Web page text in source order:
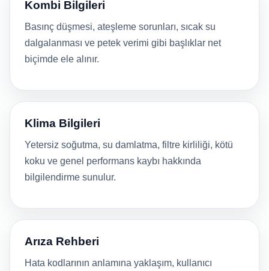
Kombi Bilgileri
Basınç düşmesi, ateşleme sorunları, sıcak su
dalgalanması ve petek verimi gibi başlıklar net
biçimde ele alınır.
Klima Bilgileri
Yetersiz soğutma, su damlatma, filtre kirliliği, kötü
koku ve genel performans kaybı hakkında
bilgilendirme sunulur.
Arıza Rehberi
Hata kodlarının anlamına yaklaşım, kullanıcı